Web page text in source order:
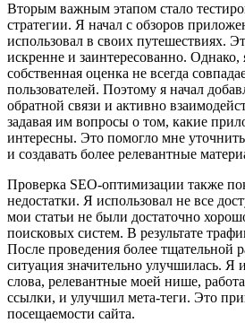
Вторым важным этапом стало
стратегии. Я начал с обзоров
использовал в своих путешествиях.
искренне и заинтересованно.
собственная оценка не всегда
пользователей. Поэтому я начал
обратной связи и активно
задавая им вопросы о том, какие
интересны. Это помогло мне
и создавать более релевантные
Проверка SEO-оптимизации также
недостатки. Я использовал не все
мои статьи не были достаточно
поисковых систем. В результате
После проведения более тщательной
ситуация значительно улучшилась. Я
слова, релевантные моей нише,
ссылки, и улучшил мета-теги. Это
посещаемости сайта.